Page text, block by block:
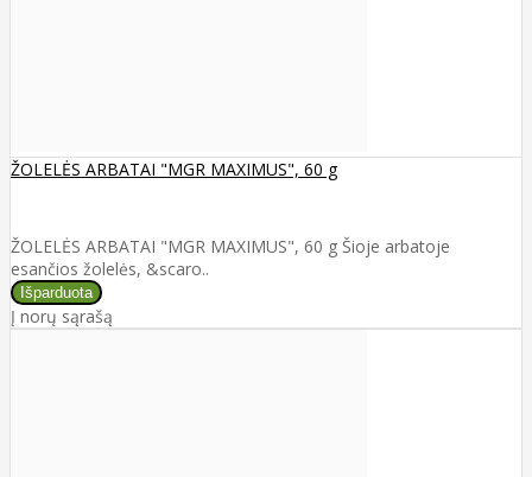
ŽOLELĖS ARBATAI "MGR MAXIMUS", 60 g
ŽOLELĖS ARBATAI "MGR MAXIMUS", 60 g Šioje arbatoje
esančios žolelės, &scaro..
Į norų sąrašą